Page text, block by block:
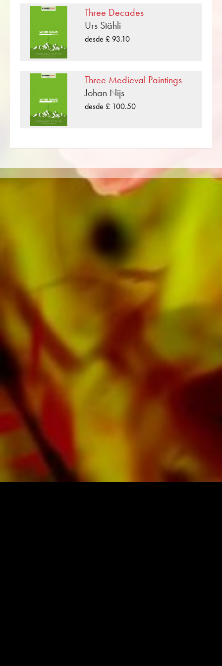
Composiciones originales en el Nivel de
dificultad B (fácil) .
«Winivani Overture» es una de las muchas
composiciones de música de metal que ha
Johan Nijs más de 100 compositores y
arreglistas trabajan para la editorial musical
suiza. Además de la partitura de banda de
música también encontrará literatura en otros
Música, Orquesta de viento juvenil, Ensamble
Orquesta Sinfónica tanto como CDs y
Educación musical. Una gran parte de la
literatura del editor de las principales bandas
de música como Black Dyke Band, Cory
Band, Brighouse & Rastrick Band o
Obrasso Records. Todos los operadores de
sonido también están disponibles digitalmente
en los populares portales de Apple, Amazon,
Google, Spotify y otros proveedores en todo el
mundo.
Todas las partituras de Obrasso están
realizadas en papel de alta calidad. El papel
de nota ligeramente amarillento ofrece un
buen contraste y es agradable a la vista en
condiciones de iluminación difíciles. La entrega
a clientes privados en todo el mundo está libre
de gastos de envío. Ordene sus partituras
ahora directamente de Obrasso Verlag.
Three Decades
Urs Stähli
desde £ 93.10
Three Medieval Paintings
Johan Nijs
desde £ 100.50